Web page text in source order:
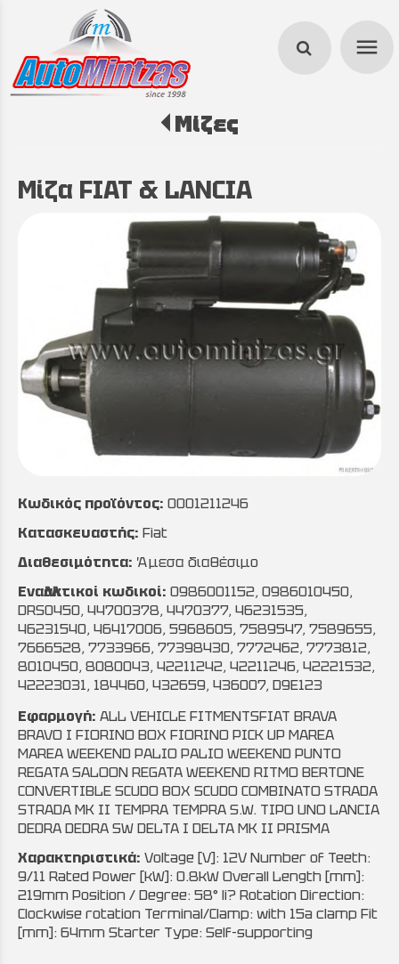
menu
Μίζες
Μίζα FIAT & LANCIA
Κωδικός προϊόντος: 0001211246
Κατασκευαστής: Fiat
Διαθεσιμότητα: Άμεσα διαθέσιμο
Εναλλακτικοί κωδικοί: 0986001152, 0986010450,
DRS0450, 44700378, 4470377, 46231535,
46231540, 46417006, 5968605, 7589547, 7589655,
7666528, 7733966, 77398430, 7772462, 7773812,
8010450, 8080043, 42211242, 42211246, 42221532,
42223031, 184460, 432659, 436007, D9E123
Εφαρμογή: ALL VEHICLE FITMENTSFIAT BRAVA
BRAVO I FIORINO BOX FIORINO PICK UP MAREA
MAREA WEEKEND PALIO PALIO WEEKEND PUNTO
REGATA SALOON REGATA WEEKEND RITMO BERTONE
CONVERTIBLE SCUDO BOX SCUDO COMBINATO STRADA
STRADA MK II TEMPRA TEMPRA S.W. TIPO UNO LANCIA
DEDRA DEDRA SW DELTA I DELTA MK II PRISMA
Χαρακτηριστικά: Voltage [V]: 12V Number of Teeth:
9/11 Rated Power [kW]: 0.8kW Overall Length [mm]:
219mm Position / Degree: 58° li? Rotation Direction:
Clockwise rotation Terminal/Clamp: with 15a clamp Fit
[mm]: 64mm Starter Type: Self-supporting